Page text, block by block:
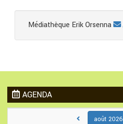
Médiathèque Erik Orsenna
AGENDA
août 2026